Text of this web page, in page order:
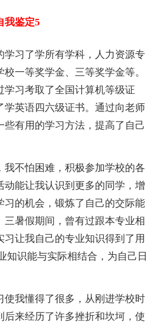
我鉴定5
习了学所有学科，人力资源专
一等奖学金、三等奖学金等。
学习考取了全国计算机等级证
学英语四六级证书。通过向老师
些有用的学习方法，提高了自己
不怕困难，积极参加学校的各
动能让我认识到更多的同学，增
习的机会，锻炼了自己的交际能
三暑假期间，曾有过跟本专业相
习让我自己的专业知识得到了用
知识能与实际相结合，为自己日
我懂得了很多，从刚进学校时
后来经历了许多挫折和坎坷，使